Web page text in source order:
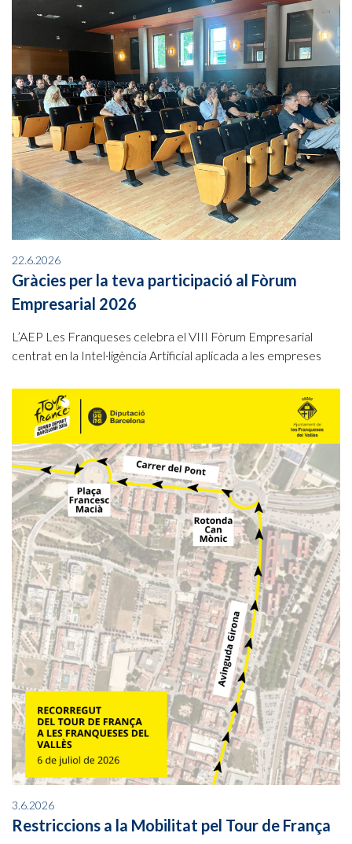
22.6.2026
Gràcies per la teva participació al Fòrum
Empresarial 2026
L’AEP Les Franqueses celebra el VIII Fòrum Empresarial
centrat en la Intel·ligència Artificial aplicada a les empreses
3.6.2026
Restriccions a la Mobilitat pel Tour de França